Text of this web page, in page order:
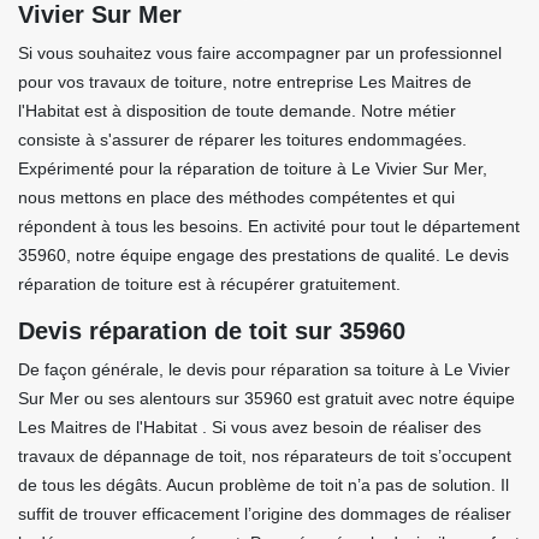
Vivier Sur Mer
Si vous souhaitez vous faire accompagner par un professionnel
pour vos travaux de toiture, notre entreprise Les Maitres de
l'Habitat est à disposition de toute demande. Notre métier
consiste à s'assurer de réparer les toitures endommagées.
Expérimenté pour la réparation de toiture à Le Vivier Sur Mer,
nous mettons en place des méthodes compétentes et qui
répondent à tous les besoins. En activité pour tout le département
35960, notre équipe engage des prestations de qualité. Le devis
réparation de toiture est à récupérer gratuitement.
Devis réparation de toit sur 35960
De façon générale, le devis pour réparation sa toiture à Le Vivier
Sur Mer ou ses alentours sur 35960 est gratuit avec notre équipe
Les Maitres de l'Habitat . Si vous avez besoin de réaliser des
travaux de dépannage de toit, nos réparateurs de toit s’occupent
de tous les dégâts. Aucun problème de toit n’a pas de solution. Il
suffit de trouver efficacement l’origine des dommages de réaliser